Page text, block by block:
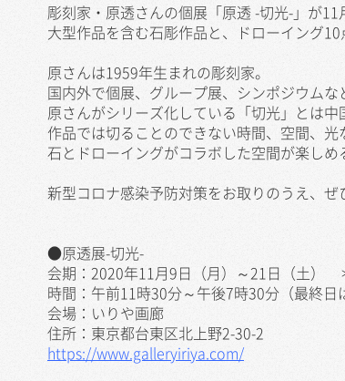
彫刻家・原透さんの個展「原透 -切光-」が
大型作品を含む石彫作品と、ドローイング10
原さんは1959年生まれの彫刻家。
国内外で個展、グループ展、シンポジウムな
原さんがシリーズ化している「切光」とは中
作品では切ることのできない時間、空間、
石とドローイングがコラボした空間が楽しめ
新型コロナ感染予防対策をお取りのうえ、ぜ
●原透展-切光-
会期：2020年11月9日（月）～21日（土）
時間：午前11時30分～午後7時30分（最終日
会場：いりや画廊
住所：東京都台東区北上野2-30-2
https://www.galleryiriya.com/